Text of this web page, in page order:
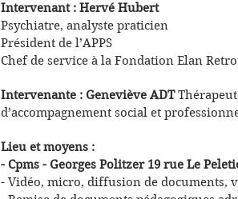
Intervenant : Hervé Hubert
Psychiatre, analyste praticien
Président de l’APPS
Chef de service à la Fondation Elan
Intervenante : Geneviève ADT
d’accompagnement social et
Lieu et moyens :
- Cpms - Georges Politzer 19 rue Le
- Vidéo, micro, diffusion de documents,